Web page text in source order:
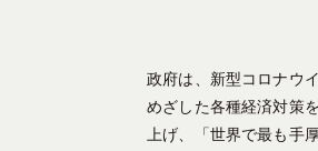
政府は、新型コロナウ
めざした各種経済対策
上げ、「世界で最も手